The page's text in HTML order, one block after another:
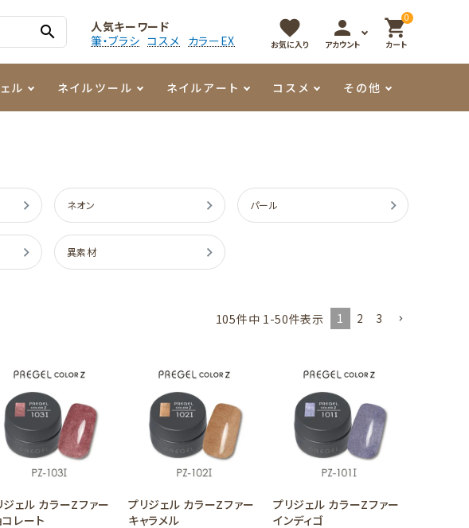
search
人気キーワード
筆・ブラシ コスメ カラーEX
favorite
お気に入り
person
アカウント
0
shopping_cart
カート
ル
ジェル 3Dクレイジェル
メタリックジェル
ネイルツール
チップ関連 容器・ポーチ
イルツール
ネイルアート
ールド その他
コスメ その他
ネオン パール
異素材
105件中 1-50件表示 1 2 3
ジェル カラーZファー
コレート
プリジェル カラーZファー
キャラメル
プリジェル カラーZファー
インディゴ